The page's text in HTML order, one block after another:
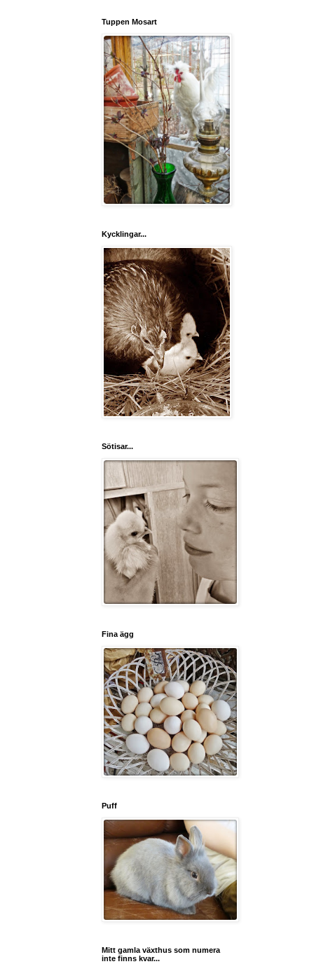
Tuppen Mosart
Kycklingar...
Sötisar...
Fina ägg
Puff
Mitt gamla växthus som numera
inte finns kvar...